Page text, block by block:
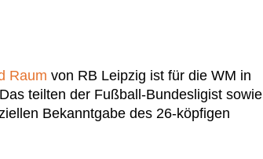
Raum von RB Leipzig ist für die WM in
teilten der Fußball-Bundesligist sowie
Bekanntgabe des 26-köpfigen